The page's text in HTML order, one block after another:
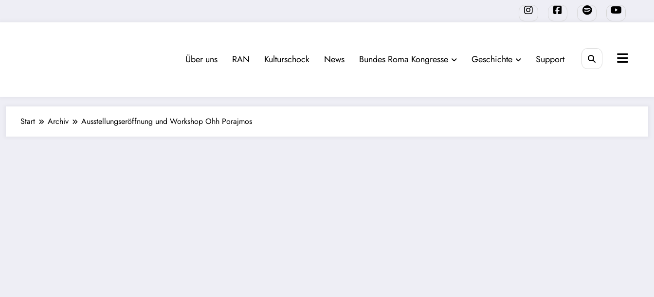
Über uns RAN Kulturschock News Bundes Roma Kongresse Geschichte Support
Start Archiv Ausstellungseröffnung und Workshop Ohh Porajmos